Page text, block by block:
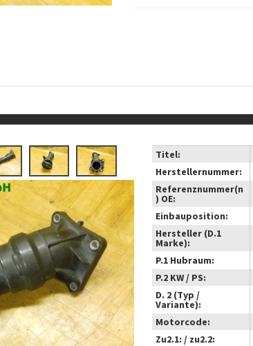
Titel:
Herstellernummer:
Referenznummer(n
) OE:
Einbauposition:
Hersteller (D.1
Marke):
P.1 Hubraum:
P.2 KW / PS:
D. 2 (Typ /
Variante):
Motorcode:
Zu2.1: / zu2.2: